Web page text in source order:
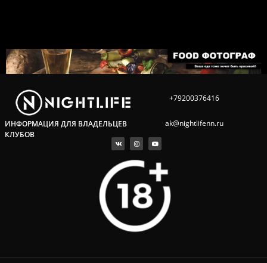
ИНФОРМАЦИЯ ДЛЯ ВЛАДЕЛЬЦЕВ
КЛУБОВ
+79200376416
ak@nightlifenn.ru